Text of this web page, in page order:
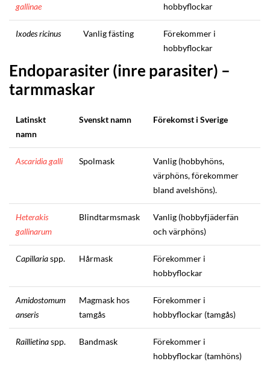
gallinae
hobbyflockar
Ixodes ricinus Vanlig fästing
Förekommer i
hobbyflockar
Endoparasiter (inre parasiter) –
tarmmaskar
Latinskt
namn
Svenskt namn Förekomst i Sverige
Ascaridia galli Spolmask
Vanlig (hobbyhöns,
värphöns, förekommer
bland avelshöns).
Heterakis
gallinarum
Blindtarmsmask
Vanlig (hobbyfjäderfän
och värphöns)
Capillariaspp. Hårmask
Förekommer i
hobbyflockar
Amidostomum
anseris
Magmask hos
tamgås
Förekommer i
hobbyflockar (tamgås)
Raillietinaspp. Bandmask
Förekommer i
hobbyflockar (tamhöns)